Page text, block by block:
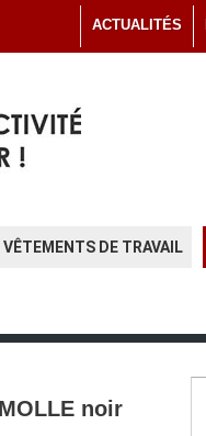
ACTUALITÉS
VÊTEMENTS DE TRAVAIL
noir